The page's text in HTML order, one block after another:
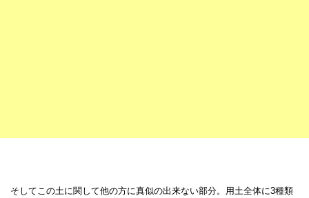
そしてこの土に関して他の方に真似の出来ない部分。用土全体に3種類